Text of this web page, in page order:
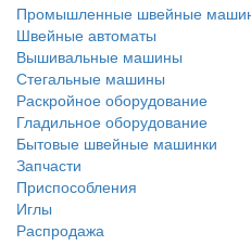
Промышленные швейные
Швейные автоматы
Вышивальные машины
Стегальные машины
Раскройное оборудование
Гладильное оборудование
Бытовые швейные машинки
Запчасти
Приспособления
Иглы
Распродажа